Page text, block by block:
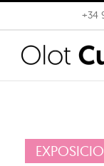
to
content
+34